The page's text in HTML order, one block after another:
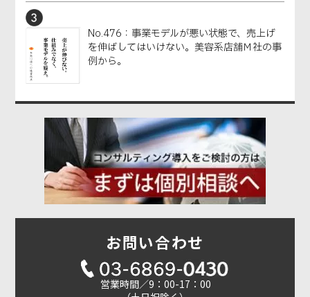
No.476：事業モデルが悪い状態で、売上げ
を伸ばしてはいけない。美容系店舗Ｍ社の事
例から。
お問い合わせ
営業時間／9：00-17：00